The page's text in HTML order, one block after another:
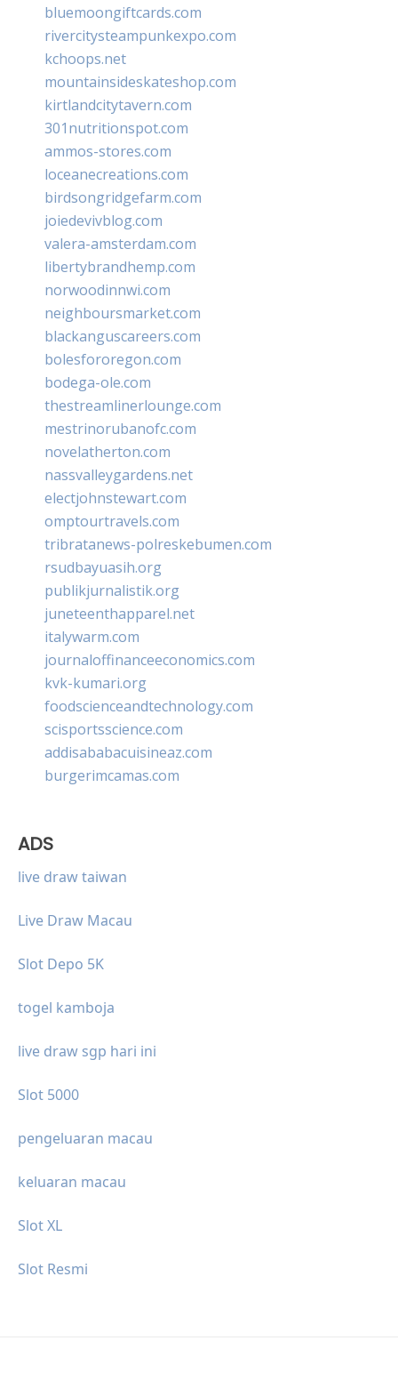
bluemoongiftcards.com
rivercitysteampunkexpo.com
kchoops.net
mountainsideskateshop.com
kirtlandcitytavern.com
301nutritionspot.com
ammos-stores.com
loceanecreations.com
birdsongridgefarm.com
joiedevivblog.com
valera-amsterdam.com
libertybrandhemp.com
norwoodinnwi.com
neighboursmarket.com
blackanguscareers.com
bolesfororegon.com
bodega-ole.com
thestreamlinerlounge.com
mestrinorubanofc.com
novelatherton.com
nassvalleygardens.net
electjohnstewart.com
omptourtravels.com
tribratanews-polreskebumen.com
rsudbayuasih.org
publikjurnalistik.org
juneteenthapparel.net
italywarm.com
journaloffinanceeconomics.com
kvk-kumari.org
foodscienceandtechnology.com
scisportsscience.com
addisababacuisineaz.com
burgerimcamas.com
ADS
live draw taiwan
Live Draw Macau
Slot Depo 5K
togel kamboja
live draw sgp hari ini
Slot 5000
pengeluaran macau
keluaran macau
Slot XL
Slot Resmi